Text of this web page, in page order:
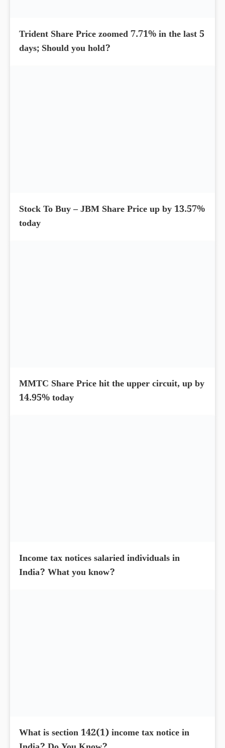
Trident Share Price zoomed 7.71% in the last 5
days; Should you hold?
Stock To Buy – JBM Share Price up by 13.57%
today
MMTC Share Price hit the upper circuit, up by
14.95% today
Income tax notices salaried individuals in
India? What you know?
What is section 142(1) income tax notice in